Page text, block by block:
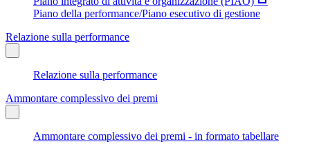
Piano della performance/Piano esecutivo di gestione
Relazione sulla performance
Relazione sulla performance
Ammontare complessivo dei premi
Ammontare complessivo dei premi - in formato tabellare